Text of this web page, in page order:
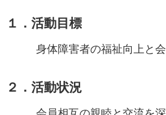
１．活動目標
身体障害者の福祉向上と
２．活動状況